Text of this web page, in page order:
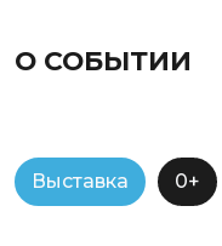
О СОБЫТИИ
Выставка 0+